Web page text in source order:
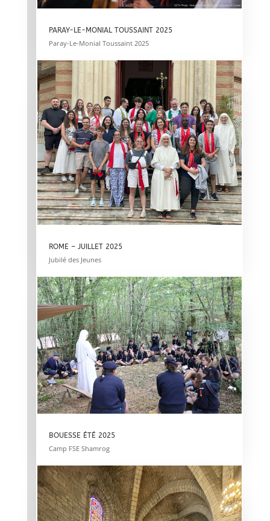
PARAY-LE-MONIAL TOUSSAINT 2025
Paray-Le-Monial Toussaint 2025
ROME – JUILLET 2025
Jubilé des Jeunes
BOUESSE ÉTÉ 2025
Camp FSE Shamrog